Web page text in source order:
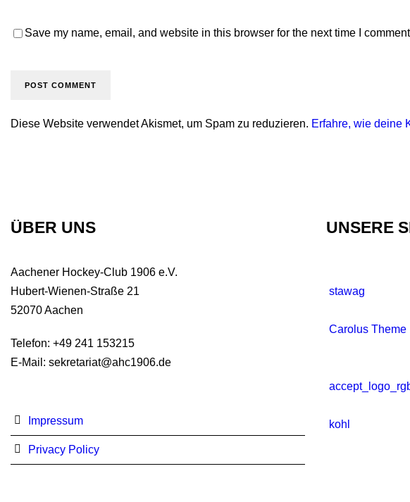
Save my name, email, and website in this browser for the next time I
Diese Website verwendet Akismet, um Spam zu reduzieren. Erfahre, wie deine
ÜBER UNS
Aachener Hockey-Club 1906 e.V.
Hubert-Wienen-Straße 21
52070 Aachen
Telefon: +49 241 153215
E-Mail: sekretariat@ahc1906.de
Impressum
Privacy Policy
UNSERE
stawag
Carolus Theme
kohl